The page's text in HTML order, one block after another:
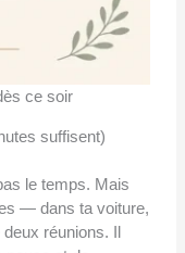
ce soir
suffisent)
le temps. Mais
— dans ta voiture,
réunions. Il